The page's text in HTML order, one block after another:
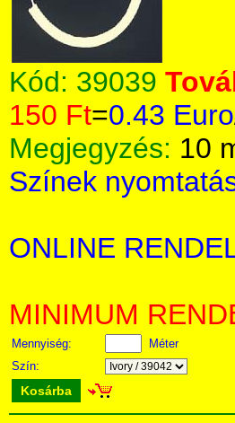
Kód: 39039
150 Ft=0.43 Euro
Megjegyzés: 10
Színek
ONLINE
MINIMUM
Mennyiség:
Méter
Szín:
Kosárba